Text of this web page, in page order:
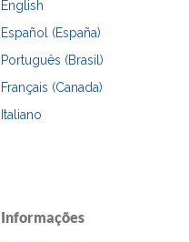
English
Español (España)
Português (Brasil)
Français (Canada)
Italiano
Informações